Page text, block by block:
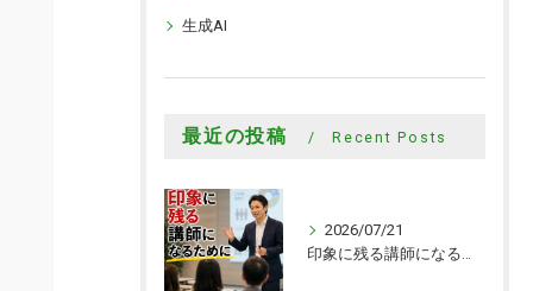
生成AI
最近の投稿 Recent Posts
2026/07/21
印象に残る講師になるために